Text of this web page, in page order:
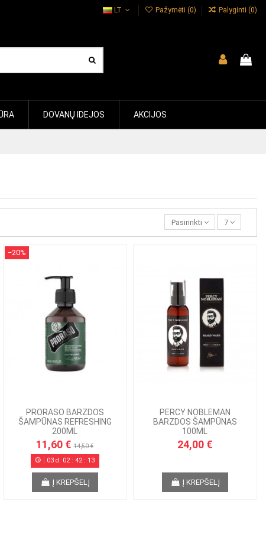
LT Pažymėti (0) Palyginti (0)
DOVANŲ IDEJOS AKCIJOS
Pasirinkti 7
−20%
PRORASO BARZDOS
ŠAMPŪNAS REFRESHING
200ML
11,60 €14,50 €
03 d. 02:42: 13
Į KREPŠELĮ
PERCY NOBLEMAN
BARZDOS ŠAMPŪNAS
100ML
24,00 €
Į KREPŠELĮ